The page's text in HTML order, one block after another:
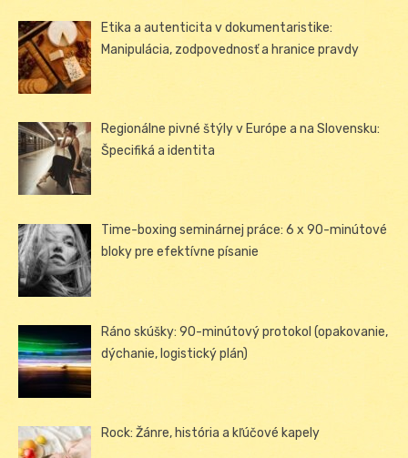
Etika a autenticita v dokumentaristike:
Manipulácia, zodpovednosť a hranice pravdy
Regionálne pivné štýly v Európe a na Slovensku:
Špecifiká a identita
Time-boxing seminárnej práce: 6 x 90-minútové
bloky pre efektívne písanie
Ráno skúšky: 90-minútový protokol (opakovanie,
dýchanie, logistický plán)
Rock: Žánre, história a kľúčové kapely